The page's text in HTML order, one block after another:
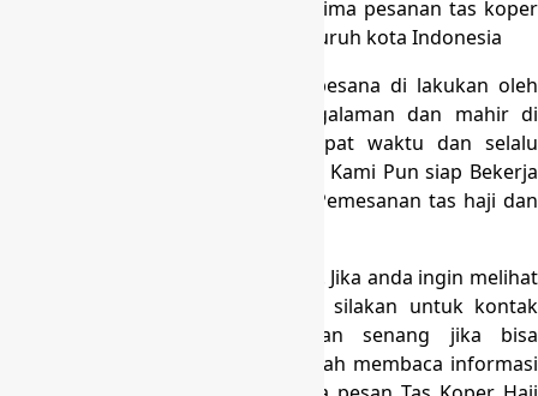
Selawangi Bogor, Kami siap menerima pesanan tas koper
umroh ke Selawangi Bogor dan seluruh kota Indonesia
Kualitas jahitan rapi dan Semua pesana di lakukan oleh
tenaga yang telah memiliki pengalaman dan mahir di
bidangnya. Produksi tas kami tepat waktu dan selalu
menjaga kualitas pesana tas Anda. Kami Pun siap Bekerja
sama dengan Pemilik travel buat Pemesanan tas haji dan
Masih banyak produk kami lainnya. Jika anda ingin melihat
jenis-jenis produk kami yang lain silakan untuk kontak
. Kami akan senang jika bisa
membantu anda. Terima kasih sudah membaca informasi